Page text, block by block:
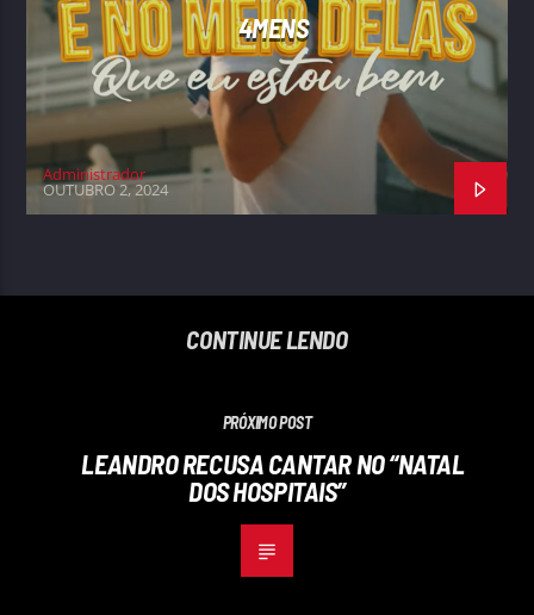
4MENS
Administrador
OUTUBRO 2, 2024
CONTINUE LENDO
PRÓXIMO POST
LEANDRO RECUSA CANTAR NO “NATAL
DOS HOSPITAIS”